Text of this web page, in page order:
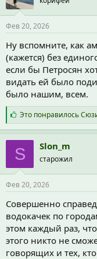
Фев 20, 2026
Ну вспомните, как
(кажется) без
если бы Петросян
видать ей было
было нашим, всем.
С
и
м
п
а
т
и
:
Это понравилось
S Slon_m
старожил
Фев 20, 2026
Совершенно
водокачек по
этом каждый раз,
этого никто не
говорящих и тех, кто